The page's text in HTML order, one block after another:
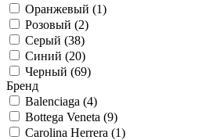
Оранжевый (1)
Розовый (2)
Серый (38)
Синий (20)
Черный (69)
Бренд
Balenciaga (4)
Bottega Veneta (9)
Carolina Herrera (1)